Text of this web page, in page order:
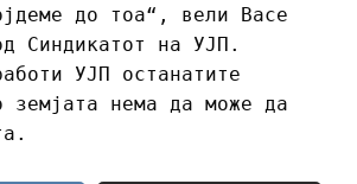
до тоа“, вели Васе
Синдикатот на УЈП.
УЈП останатите
земјата нема да може да